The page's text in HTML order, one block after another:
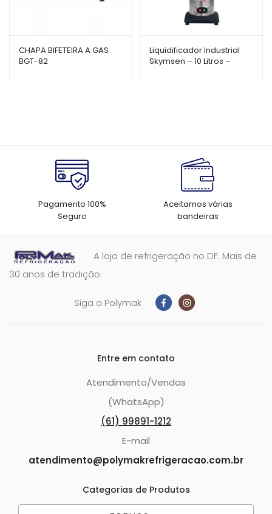
CHAPA BIFETEIRA A GAS
BGT-82
Liquidificador Industrial
Skymsen – 10 Litros –
Pagamento 100%
Seguro
Aceitamos várias
bandeiras
A loja de refrigeração no DF. Mais de
30 anos de tradição.
Siga a Polymak
Entre em contato
Atendimento/Vendas
(WhatsApp)
(61) 99891-1212
E-mail
atendimento@polymakrefrigeracao.com.br
Categorias de Produtos